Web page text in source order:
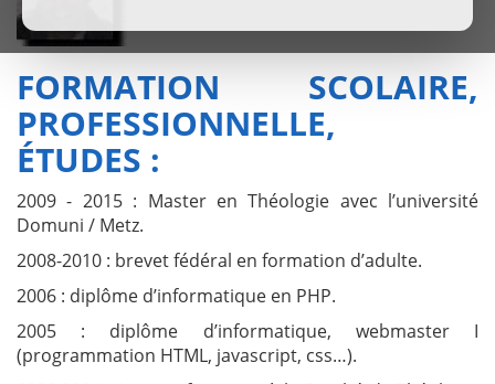
FORMATION SCOLAIRE,
PROFESSIONNELLE,
ÉTUDES :
2009 - 2015 : Master en Théologie avec l’université
Domuni / Metz.
2008-2010 : brevet fédéral en formation d’adulte.
2006 : diplôme d’informatique en PHP.
2005 : diplôme d’informatique, webmaster I
(programmation HTML, javascript, css…).